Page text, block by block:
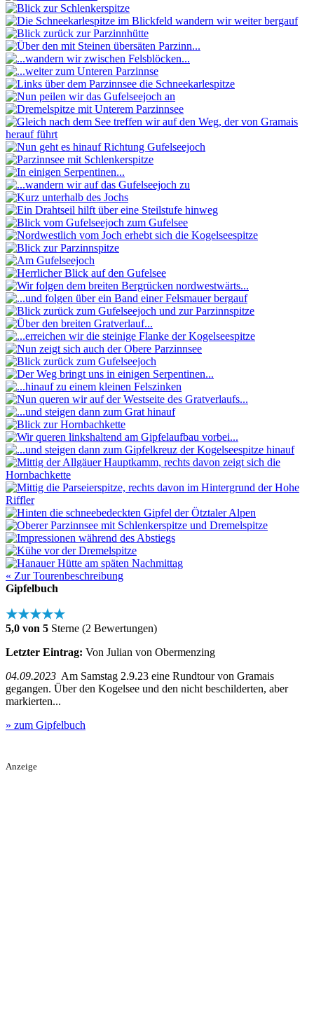
« Zur Tourenbeschreibung
Gipfelbuch
★★★★★
5,0 von 5 Sterne (2 Bewertungen)
Letzter Eintrag: Von Julian von Obermenzing
04.09.2023 Am Samstag 2.9.23 eine Rundtour von Gramais
gegangen. Über den Kogelsee und den nicht beschilderten, aber
markierten...
» zum Gipfelbuch
Anzeige